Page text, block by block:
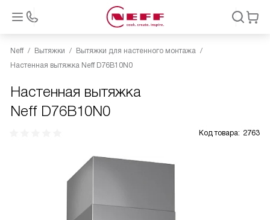
Neff Вытяжки
Вытяжки для настенного монтажа
Настенная вытяжка Neff D76B10N0
Настенная вытяжка
Neff D76B10N0
Код товара: 2763